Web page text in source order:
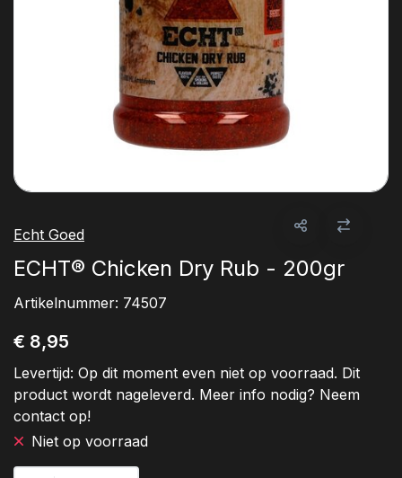
Echt Goed
ECHT® Chicken Dry Rub - 200gr
Artikelnummer: 74507
€ 8,95
Levertijd: Op dit moment even niet op voorraad. Dit
product wordt nageleverd. Meer info nodig? Neem
contact op!
Niet op voorraad